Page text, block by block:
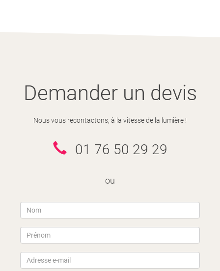
Demander un devis
Nous vous recontactons, à la vitesse de la lumière !
01 76 50 29 29
ou